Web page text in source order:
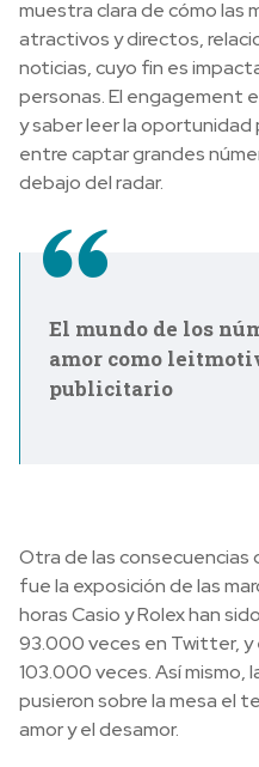
muestra clara de cómo las
atractivos y directos,
noticias, cuyo fin es
personas. El engagement
y saber leer la oportunidad
entre captar grandes
debajo del radar.
El mundo de los
amor como
publicitario
Otra de las consecuencias
fue la exposición de las
horas Casio y Rolex han
93.000 veces en Twitter, y
103.000 veces. Así mismo,
pusieron sobre la mesa el
amor y el desamor.